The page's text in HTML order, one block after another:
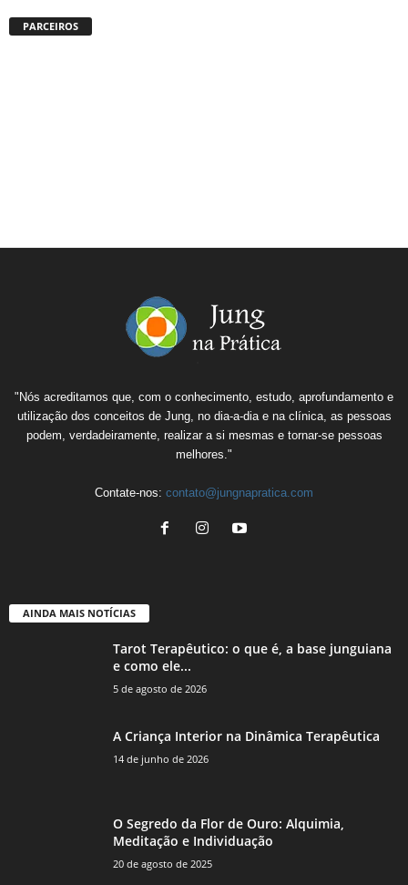
PARCEIROS
"Nós acreditamos que, com o conhecimento, estudo, aprofundamento e
utilização dos conceitos de Jung, no dia-a-dia e na clínica, as pessoas
podem, verdadeiramente, realizar a si mesmas e tornar-se pessoas
melhores."
Contate-nos: contato@jungnapratica.com
AINDA MAIS NOTÍCIAS
Tarot Terapêutico: o que é, a base junguiana
e como ele...
5 de agosto de 2026
A Criança Interior na Dinâmica Terapêutica
14 de junho de 2026
O Segredo da Flor de Ouro: Alquimia,
Meditação e Individuação
20 de agosto de 2025